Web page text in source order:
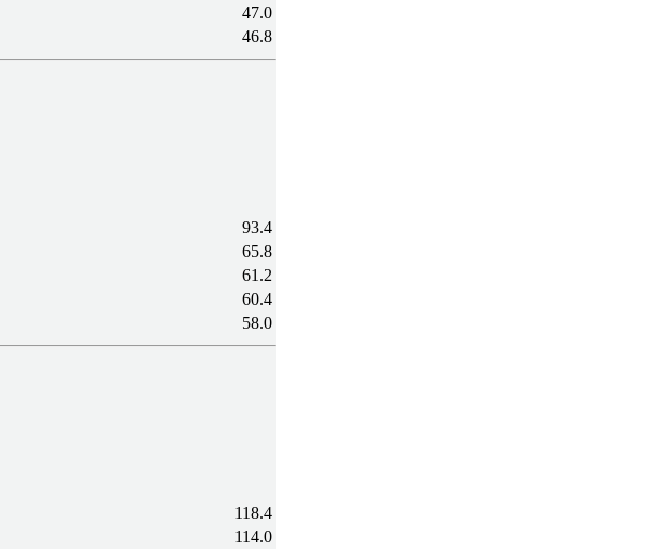
47.0
46.8
93.4
65.8
61.2
60.4
58.0
118.4
114.0